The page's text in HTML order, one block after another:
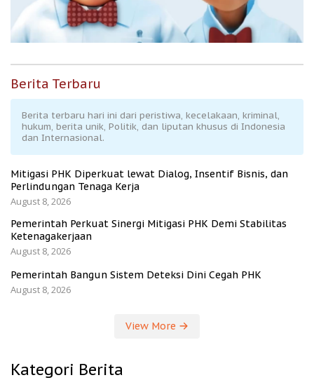
Berita Terbaru
Berita terbaru hari ini dari peristiwa, kecelakaan, kriminal,
hukum, berita unik, Politik, dan liputan khusus di Indonesia
dan Internasional.
Mitigasi PHK Diperkuat lewat Dialog, Insentif Bisnis, dan
Perlindungan Tenaga Kerja
August 8, 2026
Pemerintah Perkuat Sinergi Mitigasi PHK Demi Stabilitas
Ketenagakerjaan
August 8, 2026
Pemerintah Bangun Sistem Deteksi Dini Cegah PHK
August 8, 2026
View More
Kategori Berita